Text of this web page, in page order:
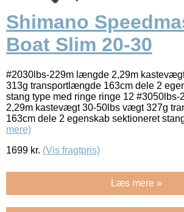
Shimano
Boat Slim 20-30
#2030lbs-229m længde 2,29m
313g transportlængde 163cm dele 2
stang type med ringe ringe 12
2,29m kastevægt 30-50lbs vægt 327g
163cm dele 2 egenskab sektioneret
mere)
1699 kr. (Vis fragtpris)
Læs mere »